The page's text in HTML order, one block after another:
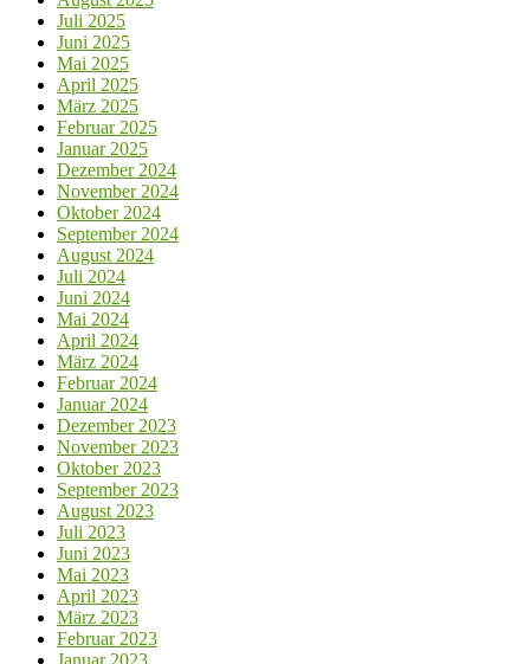
Juli 2025
Juni 2025
Mai 2025
April 2025
März 2025
Februar 2025
Januar 2025
Dezember 2024
November 2024
Oktober 2024
September 2024
August 2024
Juli 2024
Juni 2024
Mai 2024
April 2024
März 2024
Februar 2024
Januar 2024
Dezember 2023
November 2023
Oktober 2023
September 2023
August 2023
Juli 2023
Juni 2023
Mai 2023
April 2023
März 2023
Februar 2023
Januar 2023